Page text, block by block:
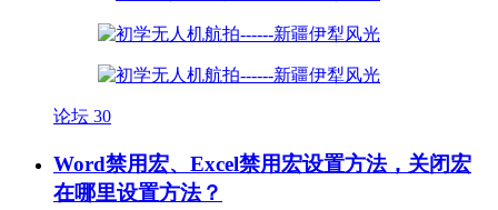
论坛 30
Word禁用宏、Excel禁用宏设置方法，关闭宏
在哪里设置方法？